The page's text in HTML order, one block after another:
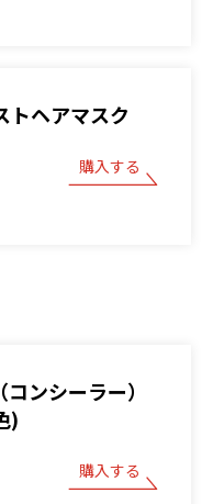
トヘアマスク
購入する
ンシーラー）
)
購入する